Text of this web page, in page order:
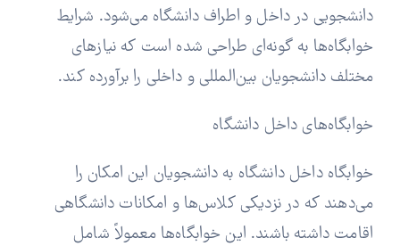
دانشجویی در داخل و اطراف دانشگاه می‌شود. شرایط
خوابگاه‌ها به گونه‌ای طراحی شده است که نیازهای
مختلف دانشجویان بین‌المللی و داخلی را برآورده کند.
خوابگاه‌های داخل دانشگاه
خوابگاه‌ داخل دانشگاه به دانشجویان این امکان را
می‌دهند که در نزدیکی کلاس‌ها و امکانات دانشگاهی
اقامت داشته باشند. این خوابگاه‌ها معمولاً شامل